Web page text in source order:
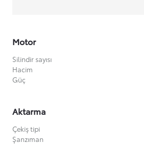
Motor
Silindir sayısı
Hacim
Güç
Aktarma
Çekiş tipi
Şanzıman